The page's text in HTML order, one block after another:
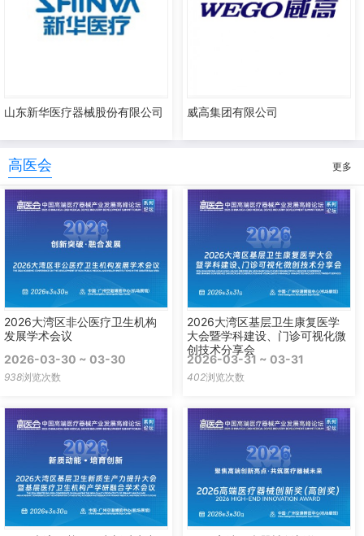
山东新华医疗器械股份有限公司 威高集团有限公司
高医会 更多
2026大湾区非公医疗卫生机构
发展学术会议
2026-03-30 ~ 03-30
938浏览次数
2026大湾区基层卫生康复医学
大会暨学科建设、门诊可视化微
创技术分享会
2026-03-31 ~ 03-31
402浏览次数